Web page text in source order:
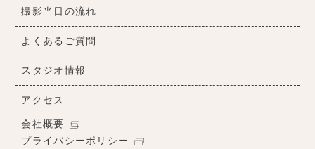
撮影当日の流れ
よくあるご質問
スタジオ情報
アクセス
会社概要
プライバシーポリシー